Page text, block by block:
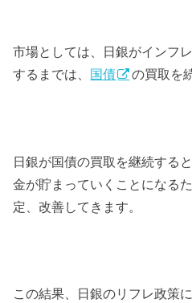
市場としては、日銀がインフ
するまでは、 国債 の買取を
日銀が国債の買取を継続する
金が貯まっていくことになる
定、改善してきます。
この結果、日銀のリフレ政策